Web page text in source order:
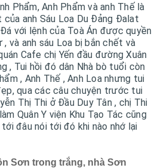
Phẩm, Anh Phẩm và anh Thế là
của anh Sáu Loa Du Đảng Đalat
với lệnh của Toà Án được quyền
và anh sáu Loa bị bắn chết và
Cafe chị Yến đầu đường Xuân
, Tui hồi đó dân Nhà bò tuổi còn
, Anh Thế , Anh Loa nhưng tui
qua các câu chuyện trước tui
Thị Thi ở Đầu Duy Tân , chị Thi
Quân Y viện Khu Tạo Tác cũng
đâu nói tới đó khi nào nhớ lại
Sơn trong trắng, nhà Sơn